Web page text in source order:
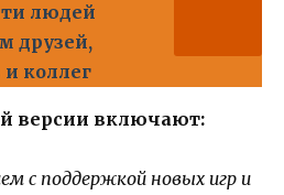
людей
друзей,
коллег
версии включают:
с поддержкой новых игр и